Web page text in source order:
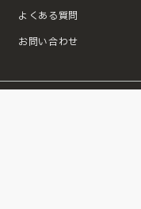
よくある質問
お問い合わせ